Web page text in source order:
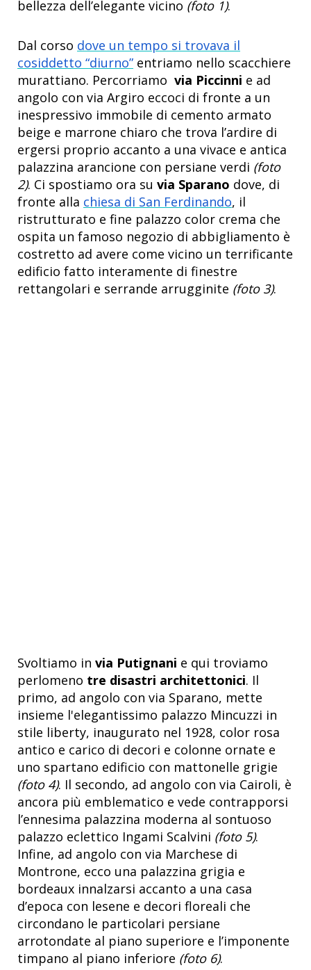
bellezza dell’elegante vicino (foto 1).
Dal corso dove un tempo si trovava il
cosiddetto “diurno” entriamo nello scacchiere
murattiano. Percorriamo via Piccinni e ad
angolo con via Argiro eccoci di fronte a un
inespressivo immobile di cemento armato
beige e marrone chiaro che trova l’ardire di
ergersi proprio accanto a una vivace e antica
palazzina arancione con persiane verdi (foto
2). Ci spostiamo ora su via Sparano dove, di
fronte alla chiesa di San Ferdinando, il
ristrutturato e fine palazzo color crema che
ospita un famoso negozio di abbigliamento è
costretto ad avere come vicino un terrificante
edificio fatto interamente di finestre
rettangolari e serrande arrugginite (foto 3).
Svoltiamo in via Putignani e qui troviamo
perlomeno tre disastri architettonici. Il
primo, ad angolo con via Sparano, mette
insieme l'elegantissimo palazzo Mincuzzi in
stile liberty, inaugurato nel 1928, color rosa
antico e carico di decori e colonne ornate e
uno spartano edificio con mattonelle grigie
(foto 4). Il secondo, ad angolo con via Cairoli, è
ancora più emblematico e vede contrapporsi
l’ennesima palazzina moderna al sontuoso
palazzo eclettico Ingami Scalvini (foto 5).
Infine, ad angolo con via Marchese di
Montrone, ecco una palazzina grigia e
bordeaux innalzarsi accanto a una casa
d’epoca con lesene e decori floreali che
circondano le particolari persiane
arrotondate al piano superiore e l’imponente
timpano al piano inferiore (foto 6).